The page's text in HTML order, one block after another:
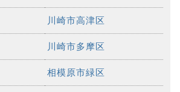
川崎市高津区
川崎市多摩区
相模原市緑区